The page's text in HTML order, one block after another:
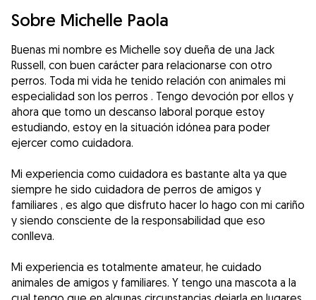
Sobre Michelle Paola
Buenas mi nombre es Michelle soy dueña de una Jack
Russell, con buen carácter para relacionarse con otro
perros. Toda mi vida he tenido relación con animales mi
especialidad son los perros . Tengo devoción por ellos y
ahora que tomo un descanso laboral porque estoy
estudiando, estoy en la situación idónea para poder
ejercer como cuidadora.
Mi experiencia como cuidadora es bastante alta ya que
siempre he sido cuidadora de perros de amigos y
familiares , es algo que disfruto hacer lo hago con mi cariño
y siendo consciente de la responsabilidad que eso
conlleva.
Mi experiencia es totalmente amateur, he cuidado
animales de amigos y familiares. Y tengo una mascota a la